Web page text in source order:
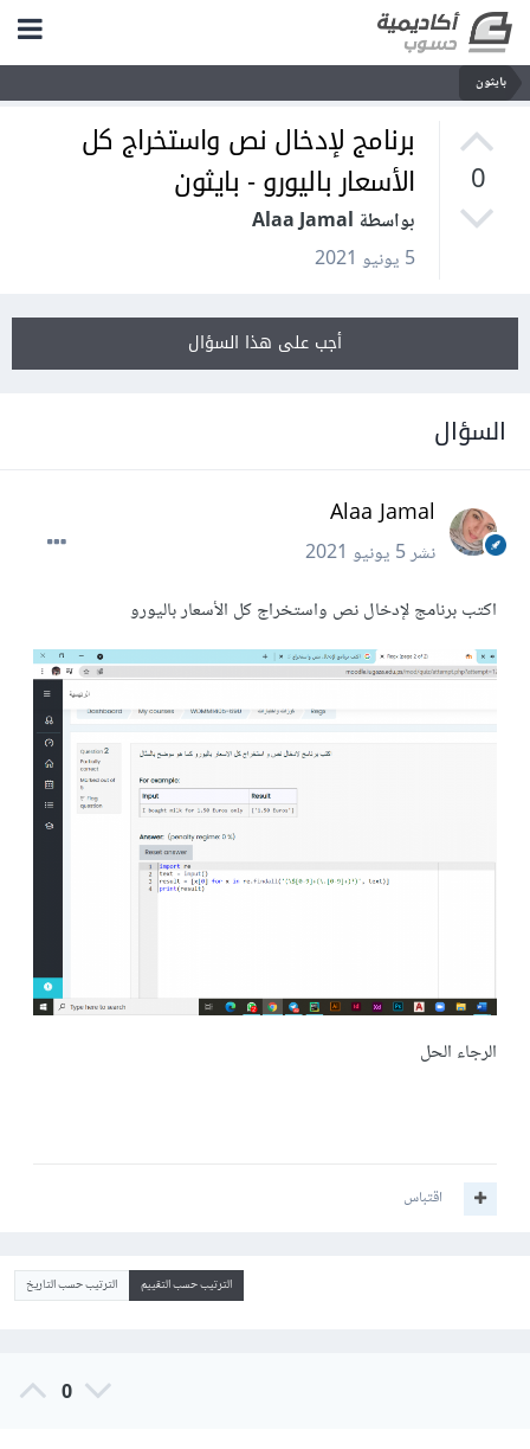
بايثون
0
برنامج لإدخال نص واستخراج كل
الأسعار باليورو - بايثون
بواسطة Alaa Jamal
5 يونيو 2021
أجب على هذا السؤال
السؤال
Alaa Jamal
نشر5 يونيو 2021
اكتب برنامج لإدخال نص واستخراج كل الأسعار باليورو
الرجاء الحل
اقتباس
الترتيب حسب التقييم الترتيب حسب التاريخ
0